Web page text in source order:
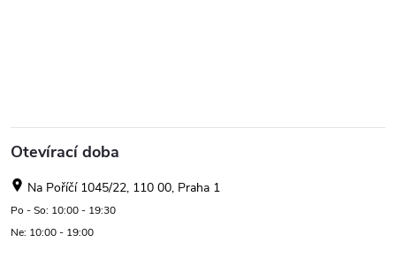
Otevírací doba
Na Poříčí 1045/22, 110 00, Praha 1
Po - So: 10:00 - 19:30
Ne: 10:00 - 19:00